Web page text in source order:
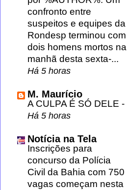
confronto entre
suspeitos e equipes da
Rondesp terminou com
dois homens mortos na
manhã desta sexta-...
Há 5 horas
M. Maurício
A CULPA É SÓ DELE -
Há 5 horas
Notícia na Tela
Inscrições para
concurso da Polícia
Civil da Bahia com 750
vagas começam nesta